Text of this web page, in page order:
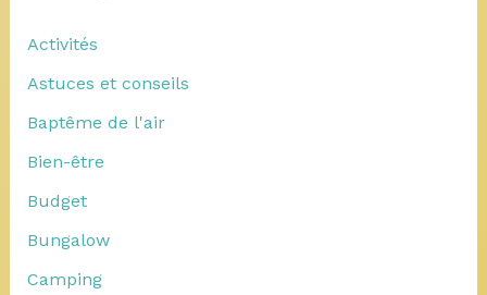
Activités
Astuces et conseils
Baptême de l'air
Bien-être
Budget
Bungalow
Camping